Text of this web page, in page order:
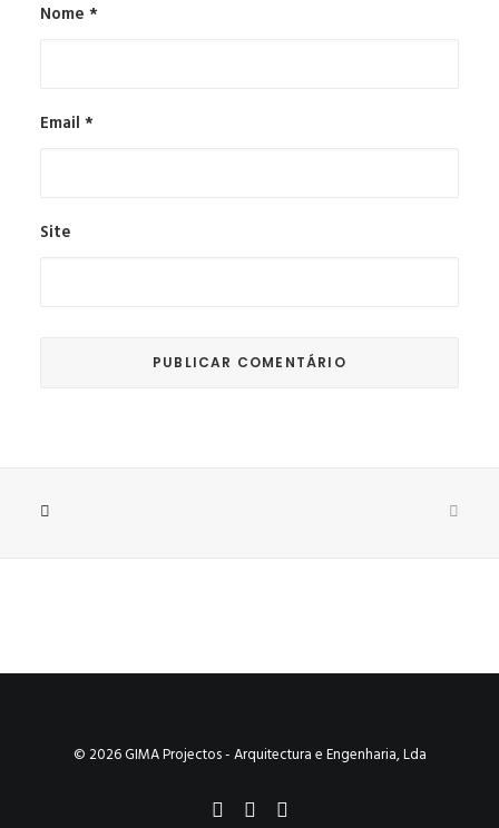
Nome *
Email *
Site
© 2026 GIMA Projectos - Arquitectura e Engenharia, Lda